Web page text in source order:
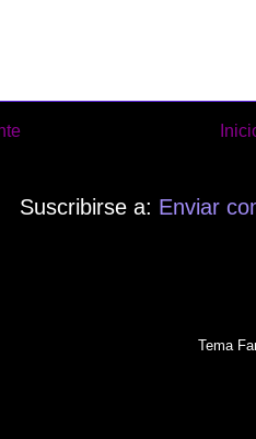
Suscribirse a: Enviar
Tema